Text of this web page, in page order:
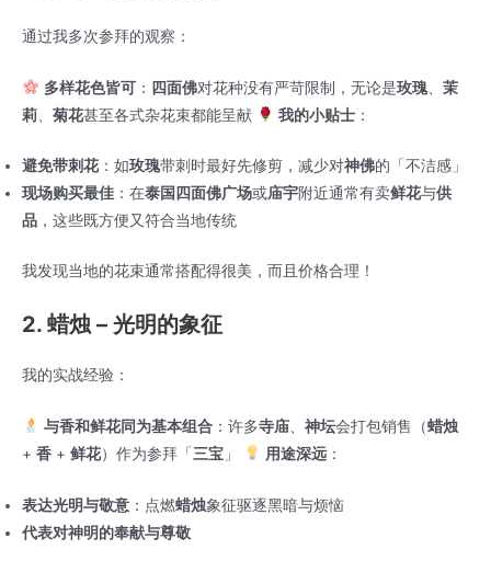
通过我多次参拜的观察：
多样花色皆可： 四面佛对花种没有严苛限制，无论是玫瑰、 茉
莉
菊花甚至各式杂花束都能呈献 我的小贴士：
避免带刺花：如玫瑰带刺时最好先修剪，减少对神佛的「不洁感」
现场购买最佳 ：在泰国四面佛广场或庙宇附近通常有卖鲜花与供
品 ，这些既方便又符合当地传统
我发现当地的花束通常搭配得很美，而且价格合理！
2. 蜡烛 – 光明的象征
我的实战经验：
与香和鲜花同为基本组合：许多寺庙、 神坛会打包销售（蜡烛
+ 香 + 鲜花）作为参拜「 三宝 」 用途深远：
表达光明与敬意 ：点燃蜡烛象征驱逐黑暗与烦恼
代表对神明的奉献与尊敬